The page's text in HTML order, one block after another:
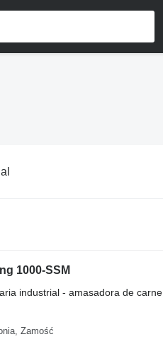
1000-SSM
industrial - amasadora de carne
Zamość